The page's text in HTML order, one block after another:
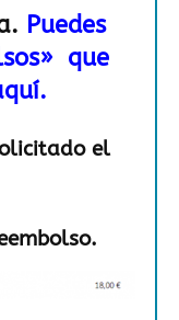
Puedes
que
el